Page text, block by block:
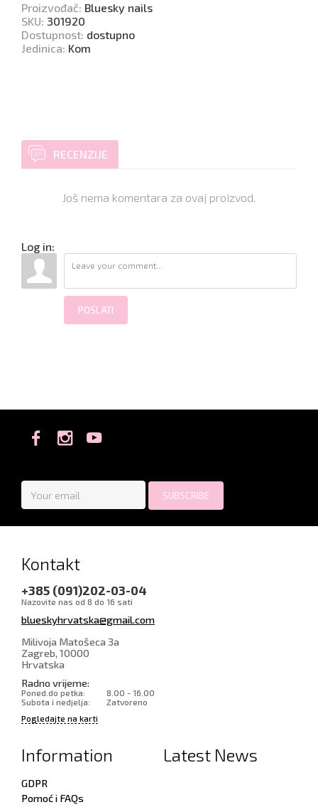
Proizvođač: Bluesky nails
SKU: 301920
Dostupnost: dostupno
Jedinica: Kom
RECENZIJE
Još nema komentara za ovaj proizvod.
Log in:
POSLATI
Kontakt
+385 (091)202-03-04
Nazovite nas od 8 do 16 sati
blueskyhrvatska@gmail.com
Milivoja Matošeca 3a
Zagreb, 10000
Hrvatska
Radno vrijeme:
Poned.do petka:
8.00 - 16.00
Subota i nedjelja:
Zatvoreno
Pogledajte na karti
Information
GDPR
Pomoć i FAQs
Latest News